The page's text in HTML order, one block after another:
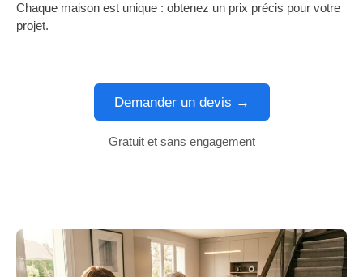
Chaque maison est unique : obtenez un prix précis pour votre
projet.
Demander un devis →
Gratuit et sans engagement